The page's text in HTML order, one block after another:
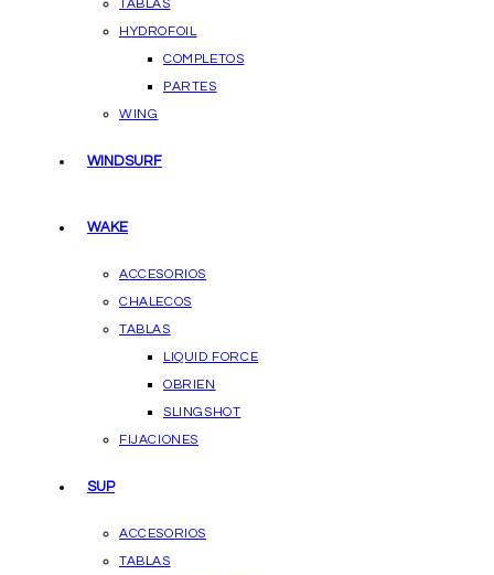
TABLAS
HYDROFOIL
COMPLETOS
PARTES
WING
WINDSURF
WAKE
ACCESORIOS
CHALECOS
TABLAS
LIQUID FORCE
OBRIEN
SLINGSHOT
FIJACIONES
SUP
ACCESORIOS
TABLAS